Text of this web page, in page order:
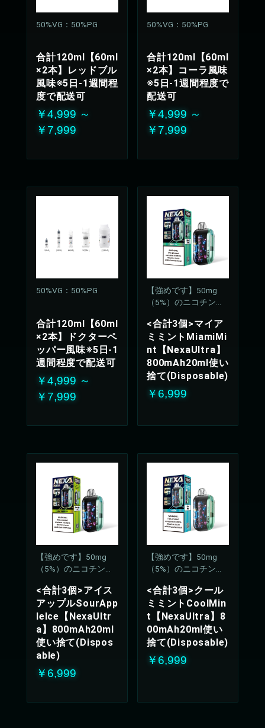
50%VG：50%PG
合計120ml【60ml
×2本】レッドブル
風味※5日-1週間程
度で配送可
￥4,999 ～
￥7,999
50%VG：50%PG
合計120ml【60ml
×2本】コーラ風味
※5日-1週間程度で
配送可
￥4,999 ～
￥7,999
50%VG：50%PG
合計120ml【60ml
×2本】ドクターペ
ッパー風味※5日-1
週間程度で配送可
￥4,999 ～
￥7,999
【強めです】50mg
（5%）のニコチン濃
<合計3個>マイア
ミミントMiamiMi
nt【NexaUltra】
800mAh20ml使い
捨て(Disposable)
￥6,999
【強めです】50mg
（5%）のニコチン濃
<合計3個>アイス
アップルSourApp
leIce【NexaUltr
a】800mAh20ml
使い捨て(Dispos
able)
￥6,999
【強めです】50mg
（5%）のニコチン濃
<合計3個>クール
ミミントCoolMin
t【NexaUltra】8
00mAh20ml使い
捨て(Disposable)
￥6,999